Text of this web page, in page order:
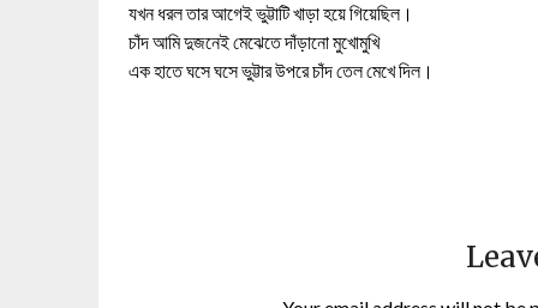
যখন ধরল তার আগেই ভুট্টাটি খাড়া হয়ে গিয়েছিল।
চাঁদ আমি দুজনেই মেঝেতে দাঁড়ানো মুখোমুখি
এক হাতে ঘসে ঘসে ভুট্টার উপরে চাঁদ তেল মেখে দিল।